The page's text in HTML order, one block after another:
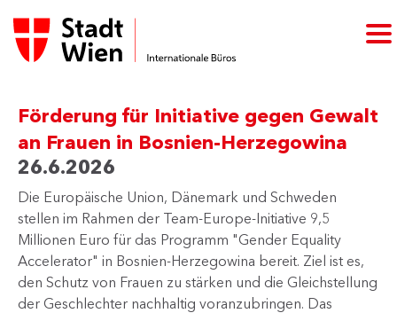
Förderung für Initiative gegen Gewalt
an Frauen in Bosnien-Herzegowina
26.6.2026
​Die Europäische Union, Dänemark und Schweden
stellen im Rahmen der Team-Europe-Initiative 9,5
Millionen Euro für das Programm "Gender Equality
Accelerator" in Bosnien-Herzegowina bereit. Ziel ist es,
den Schutz von Frauen zu stärken und die Gleichstellung
der Geschlechter nachhaltig voranzubringen. Das